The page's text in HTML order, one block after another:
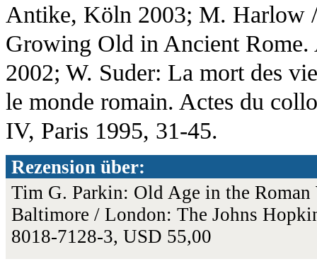
Antike, Köln 2003; M. Harlow
Growing Old in Ancient
2002; W. Suder: La mort des
le monde romain. Actes du
IV, Paris 1995, 31-45.
Rezension über:
Tim G. Parkin: Old Age in the
Baltimore / London: The Johns
8018-7128-3, USD 55,00